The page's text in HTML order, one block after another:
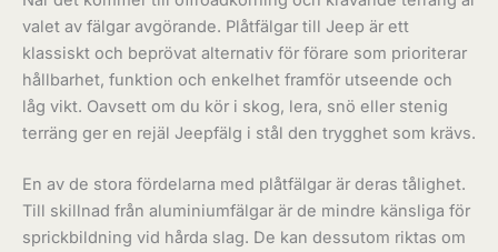
valet av fälgar avgörande. Plåtfälgar till Jeep är ett
klassiskt och beprövat alternativ för förare som prioriterar
hållbarhet, funktion och enkelhet framför utseende och
låg vikt. Oavsett om du kör i skog, lera, snö eller stenig
terräng ger en rejäl Jeepfälg i stål den trygghet som krävs.
En av de stora fördelarna med plåtfälgar är deras tålighet.
Till skillnad från aluminiumfälgar är de mindre känsliga för
sprickbildning vid hårda slag. De kan dessutom riktas om